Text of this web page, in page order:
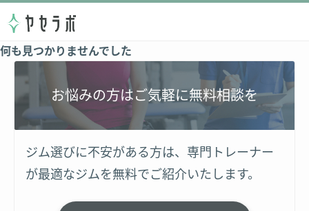
何も見つかりませんでした
お悩みの方はご気軽に無料相談を
ジム選びに不安がある方は、専門トレーナー
が最適なジムを無料でご紹介いたします。